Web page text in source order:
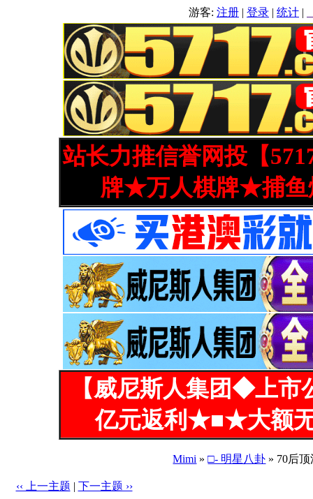
游客: 注册 | 登录 | 统计 |
站长力推信誉网投【
牌★万人棋牌★捕鱼
【威尼斯人集团◆上
亿元返利★■★大额
Mimi »□- 明星八卦 » 70后
‹‹ 上一主题 | 下一主题 ››